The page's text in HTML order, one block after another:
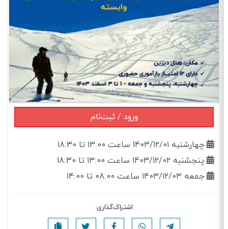
ورود / ثبت‌نام
چهارشنبه ۱۴۰۳/۱۲/۰۱ ساعت ۱۳:۰۰ تا ۱۸:۳۰
پنجشنبه ۱۴۰۳/۱۲/۰۲ ساعت ۱۳:۰۰ تا ۱۸:۳۰
جمعه ۱۴۰۳/۱۲/۰۳ ساعت ۰۸:۰۰ تا ۱۴:۰۰
اشتراک‌گذاری: